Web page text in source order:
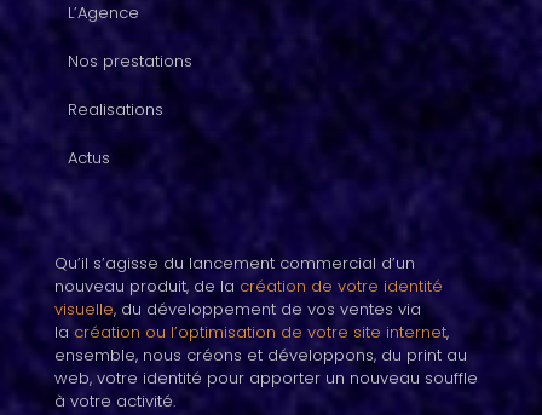
L’Agence
Nos prestations
Realisations
Actus
Qu’il s’agisse du lancement commercial d’un
nouveau produit, de la création de votre identité
visuelle, du développement de vos ventes via
la création ou l’optimisation de votre site internet,
ensemble, nous créons et développons, du print au
web, votre identité pour apporter un nouveau souffle
à votre activité.